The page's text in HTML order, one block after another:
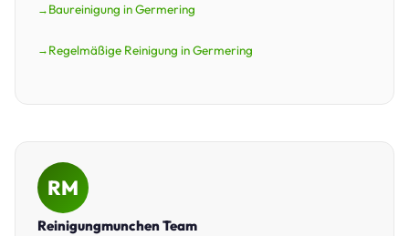
Baureinigung in Germering
Regelmäßige Reinigung in Germering
RM
Reinigungmunchen Team